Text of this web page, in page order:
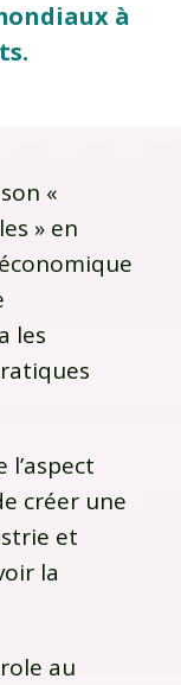
à
«
» en
les
créer une
et
la
au